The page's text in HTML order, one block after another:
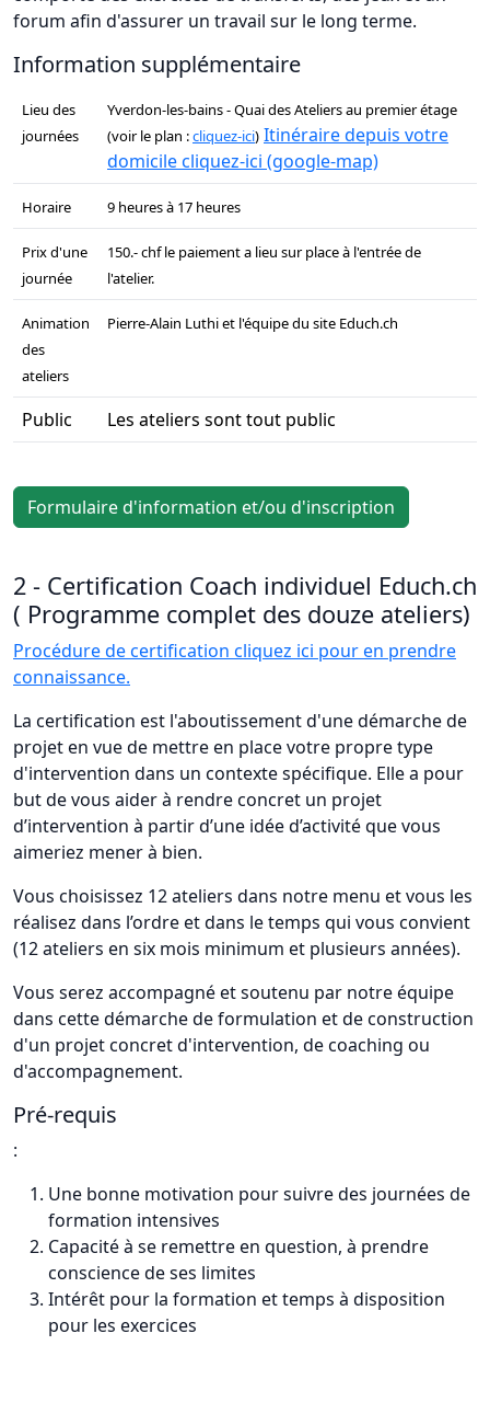
forum afin d'assurer un travail sur le long terme.
Information supplémentaire
Lieu des
journées
Yverdon-les-bains - Quai des Ateliers au premier étage
(voir le plan :cliquez-ici) Itinéraire depuis votre
domicile cliquez-ici (google-map)
Horaire 9 heures à 17 heures
Prix d'une
journée
150.- chf le paiement a lieu sur place à l'entrée de
l'atelier.
Animation
des
ateliers
Pierre-Alain Luthi et l'équipe du site Educh.ch
Public Les ateliers sont tout public
Formulaire d'information et/ou d'inscription
2 - Certification Coach individuel Educh.ch
( Programme complet des douze ateliers)
Procédure de certification cliquez ici pour en prendre
connaissance.
La certification est l'aboutissement d'une démarche de
projet en vue de mettre en place votre propre type
d'intervention dans un contexte spécifique. Elle a pour
but de vous aider à rendre concret un projet
d’intervention à partir d’une idée d’activité que vous
aimeriez mener à bien.
Vous choisissez 12 ateliers dans notre menu et vous les
réalisez dans l’ordre et dans le temps qui vous convient
(12 ateliers en six mois minimum et plusieurs années).
Vous serez accompagné et soutenu par notre équipe
dans cette démarche de formulation et de construction
d'un projet concret d'intervention, de coaching ou
d'accompagnement.
Pré-requis
:
Une bonne motivation pour suivre des journées de
formation intensives
Capacité à se remettre en question, à prendre
conscience de ses limites
Intérêt pour la formation et temps à disposition
pour les exercices